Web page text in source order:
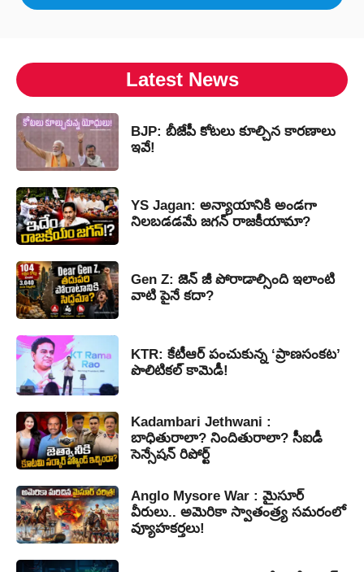
Latest News
BJP: బీజేపీ కోటలు కూల్చిన కారణాలు
ఇవే!
YS Jagan: అన్యాయానికి అండగా
నిలబడడమే జగన్ రాజకీయామా?
Gen Z: జెన్ జీ పోరాడాల్సింది ఇలాంటి
వాటి పైనే కదా?
KTR: కేటీఆర్ పంచుకున్న ‘ప్రాణసంకట’
పొలిటికల్ కామెడీ!
Kadambari Jethwani :
బాధితురాలా? నిందితురాలా? సీఐడీ
సెన్సేషన్ రిపోర్ట్
Anglo Mysore War : మైసూర్
వీరులు.. అమెరికా స్వాతంత్ర్య సమరంలో
వ్యూహకర్తలు!